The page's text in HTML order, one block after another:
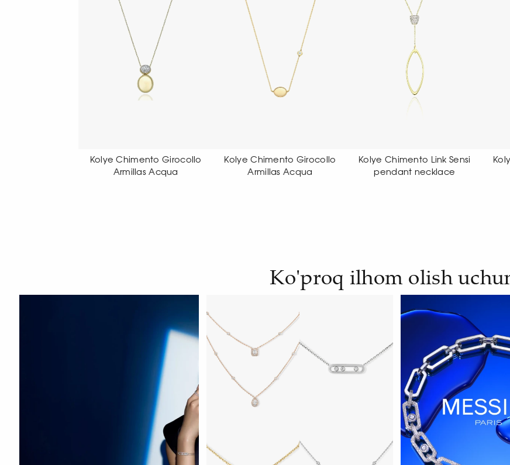
Kolye Chimento Girocollo
Armillas Acqua
Kolye Chimento Link Sensi
pendant necklace
Kolye Chimento Girocollo
Aeternitas
Ko'proq ilhom olish
HOZIR KO‘RISH HOZIR KO‘RISH